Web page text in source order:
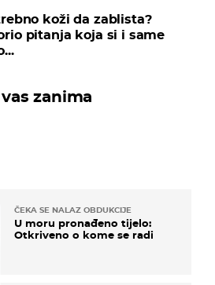
koži da zablista?
pitanja koja si i same
zanima
ČEKA SE NALAZ OBDUKCIJE
U moru pronađeno tijelo:
Otkriveno o kome se radi